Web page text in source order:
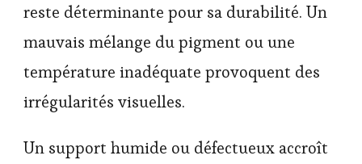
reste déterminante pour sa durabilité. Un
mauvais mélange du pigment ou une
température inadéquate provoquent des
irrégularités visuelles.
Un support humide ou défectueux accroît